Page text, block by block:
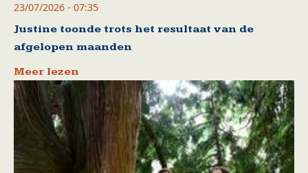
23/07/2026 - 07:35
Justine toonde trots het resultaat van de
afgelopen maanden
Meer lezen